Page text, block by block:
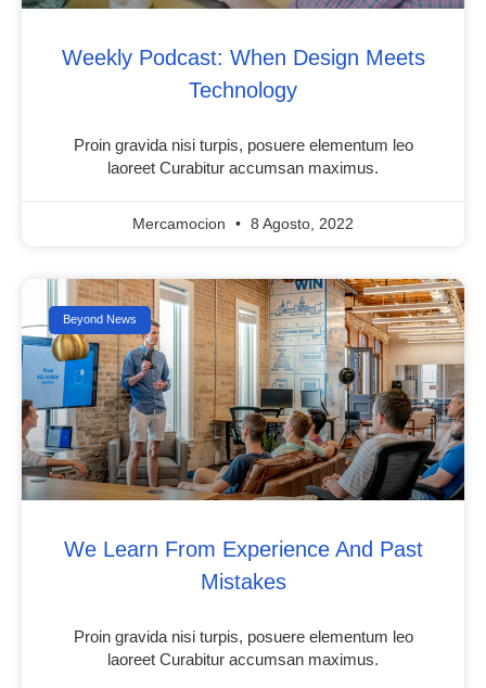
Weekly Podcast: When Design Meets
Technology
Proin gravida nisi turpis, posuere elementum leo
laoreet Curabitur accumsan maximus.
Mercamocion 8 Agosto, 2022
Beyond News
We Learn From Experience And Past
Mistakes
Proin gravida nisi turpis, posuere elementum leo
laoreet Curabitur accumsan maximus.